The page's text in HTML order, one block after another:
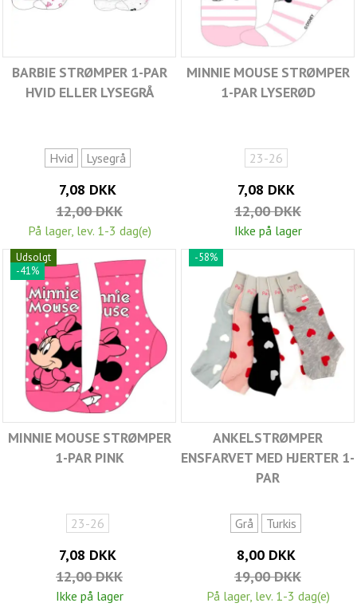
BARBIE STRØMPER 1-PAR
HVID ELLER LYSEGRÅ
Hvid Lysegrå
7,08 DKK
12,00 DKK
På lager, lev. 1-3 dag(e)
MINNIE MOUSE STRØMPER
1-PAR LYSERØD
23-26
7,08 DKK
12,00 DKK
Ikke på lager
Udsolgt
-41%
MINNIE MOUSE STRØMPER
1-PAR PINK
23-26
7,08 DKK
12,00 DKK
Ikke på lager
-58%
ANKELSTRØMPER
ENSFARVET MED HJERTER 1-
PAR
Grå Turkis
8,00 DKK
19,00 DKK
På lager, lev. 1-3 dag(e)